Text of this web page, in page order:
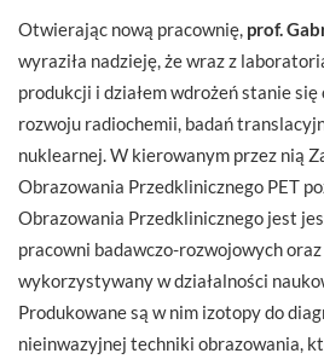
Otwierając nową pracownię, prof.
wyraziła nadzieję, że wraz z
produkcji i działem wdrożeń stanie
rozwoju radiochemii, badań
nuklearnej. W kierowanym przez nią
Obrazowania Przedklinicznego PET
Obrazowania Przedklinicznego jest
pracowni badawczo-rozwojowych
wykorzystywany w działalności
Produkowane są w nim izotopy do
nieinwazyjnej techniki obrazowania,